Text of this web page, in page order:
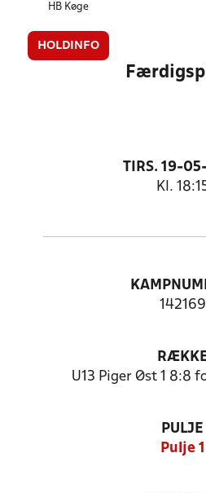
HB Køge
HOLDINFO
TIRS. 19-
Kl.
142169
U13 Piger Øst 1 8:8
PULJE
Pulje 1